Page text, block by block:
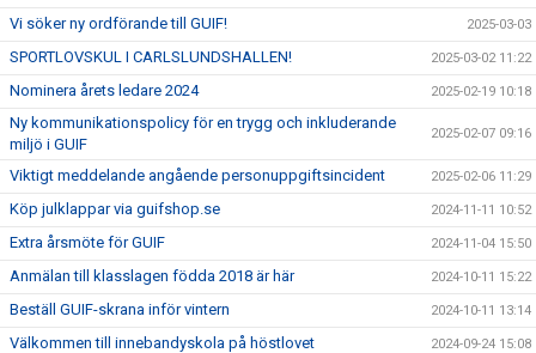
Vi söker ny ordförande till GUIF! 2025-03-03
SPORTLOVSKUL I CARLSLUNDSHALLEN! 2025-03-02 11:22
Nominera årets ledare 2024 2025-02-19 10:18
Ny kommunikationspolicy för en trygg och inkluderande
miljö i GUIF
2025-02-07 09:16
Viktigt meddelande angående personuppgiftsincident 2025-02-06 11:29
Köp julklappar via guifshop.se 2024-11-11 10:52
Extra årsmöte för GUIF 2024-11-04 15:50
Anmälan till klasslagen födda 2018 är här 2024-10-11 15:22
Beställ GUIF-skrana inför vintern 2024-10-11 13:14
Välkommen till innebandyskola på höstlovet 2024-09-24 15:08